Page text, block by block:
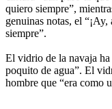
quiero siempre”,
genuinas notas, el
siempre”.
El vidrio de la navaja ha
poquito de agua”. El
hombre que “era como